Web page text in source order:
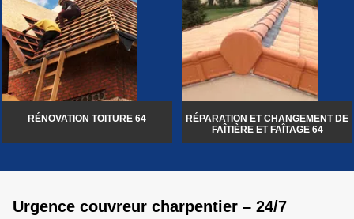
RÉNOVATION TOITURE 64
RÉPARATION ET CHANGEMENT DE
FAÎTIÈRE ET FAÎTAGE 64
Urgence couvreur charpentier – 24/7